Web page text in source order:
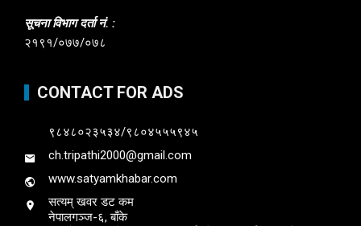
सूचना विभाग दर्ता नं. :
२१९१/०७७/०७८
CONTACT FOR ADS
९८४८०२३५३४/९८०४५५५९४५
ch.tripathi2000@gmail.com
www.satyamkhabar.com
सत्यम् खवर डट कम
नेपालगञ्ज-६, बाँके